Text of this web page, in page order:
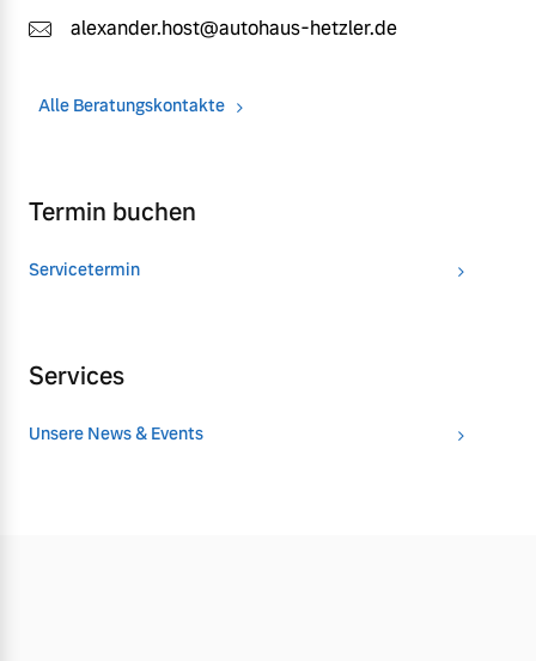
alexander.host@autohaus-hetzler.de
Alle Beratungskontakte
Termin buchen
Servicetermin
Services
Unsere News & Events